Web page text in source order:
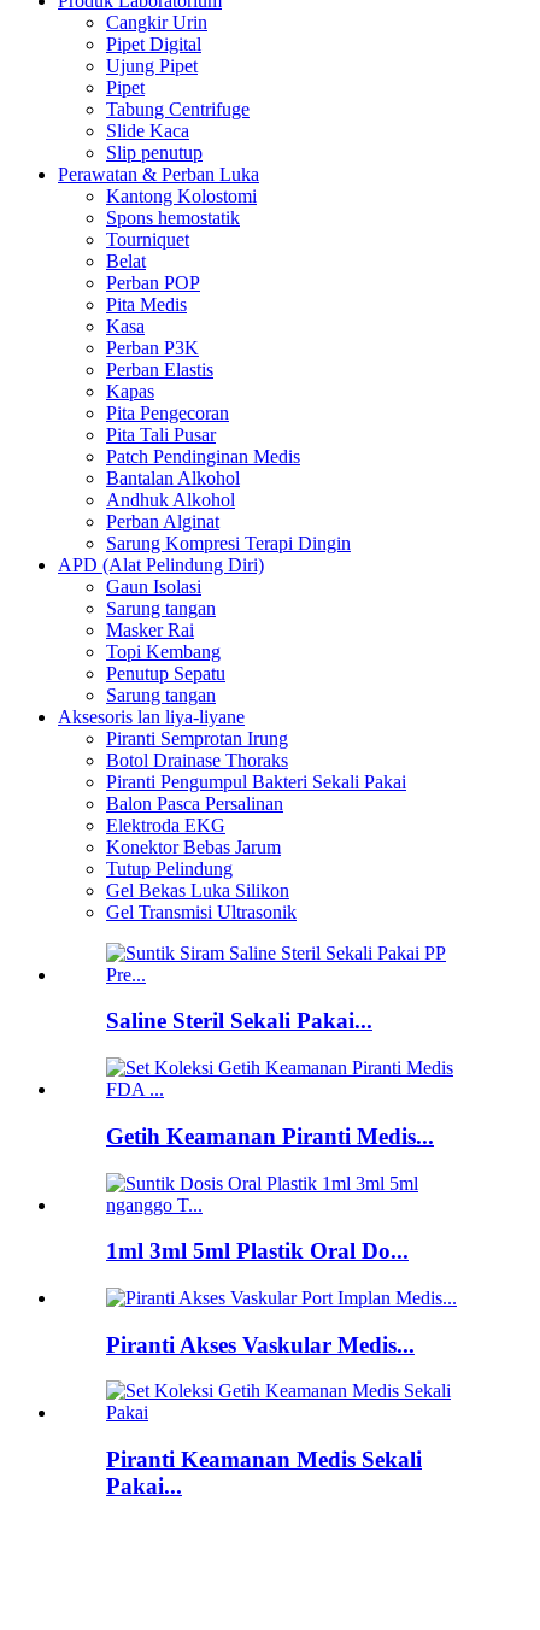
Cangkir Urin
Pipet Digital
Ujung Pipet
Pipet
Tabung Centrifuge
Slide Kaca
Slip penutup
Perawatan & Perban Luka
Kantong Kolostomi
Spons hemostatik
Tourniquet
Belat
Perban POP
Pita Medis
Kasa
Perban P3K
Perban Elastis
Kapas
Pita Pengecoran
Pita Tali Pusar
Patch Pendinginan Medis
Bantalan Alkohol
Andhuk Alkohol
Perban Alginat
Sarung Kompresi Terapi Dingin
APD (Alat Pelindung Diri)
Gaun Isolasi
Sarung tangan
Masker Rai
Topi Kembang
Penutup Sepatu
Sarung tangan
Aksesoris lan liya-liyane
Piranti Semprotan Irung
Botol Drainase Thoraks
Piranti Pengumpul Bakteri Sekali Pakai
Balon Pasca Persalinan
Elektroda EKG
Konektor Bebas Jarum
Tutup Pelindung
Gel Bekas Luka Silikon
Gel Transmisi Ultrasonik
Saline Steril Sekali Pakai...
Getih Keamanan Piranti Medis...
1ml 3ml 5ml Plastik Oral Do...
Piranti Akses Vaskular Medis...
Piranti Keamanan Medis Sekali
Pakai...